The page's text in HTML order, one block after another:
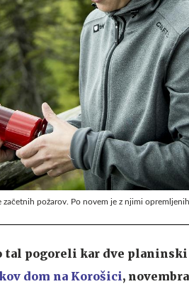
začetnih požarov. Po novem je z njimi
pogoreli kar dve planinski
dom na Korošici,